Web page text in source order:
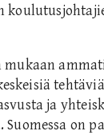
mukaan
ja
on